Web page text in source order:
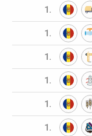
1.
1.
1.
1.
1.
1.